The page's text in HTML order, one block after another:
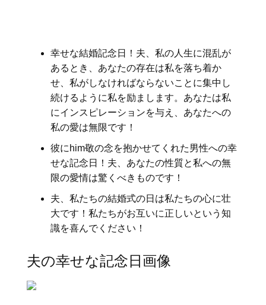
幸せな結婚記念日！夫、私の人生に混乱が
あるとき、あなたの存在は私を落ち着か
せ、私がしなければならないことに集中し
続けるように私を励まします。あなたは私
にインスピレーションを与え、あなたへの
私の愛は無限です！
彼にhim敬の念を抱かせてくれた男性への幸
せな記念日！夫、あなたの性質と私への無
限の愛情は驚くべきものです！
夫、私たちの結婚式の日は私たちの心に壮
大です！私たちがお互いに正しいという知
識を喜んでください！
夫の幸せな記念日画像